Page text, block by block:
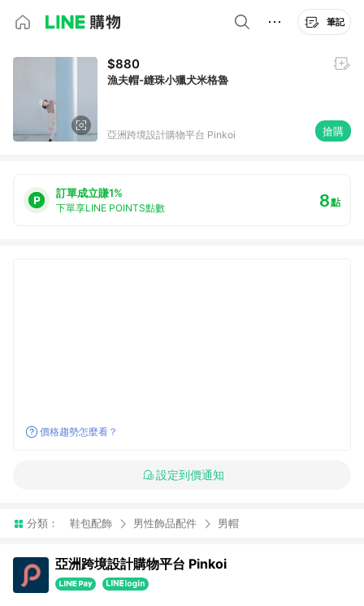
筆記
$880
漁夫帽-縫珠小獵犬米格魯
亞洲跨境設計購物平台 Pinkoi 搶購
訂單成立賺1%
下單享LINE POINTS點數 8點
價格趨勢怎麼看？
設定到價通知
分類： 鞋包配飾 男性飾品配件 男帽
亞洲跨境設計購物平台 Pinkoi